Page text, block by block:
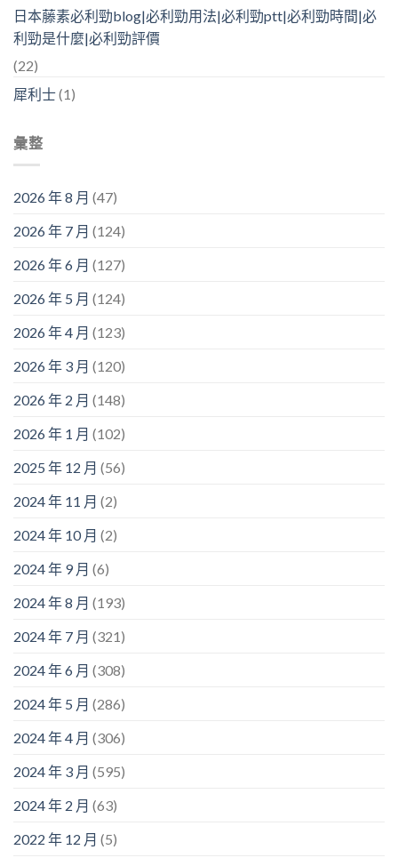
日本藤素必利勁blog|必利勁用法|必利勁ptt|必利勁時間|必
利勁是什麼|必利勁評價
(22)
犀利士(1)
彙整
2026 年 8 月 (47)
2026 年 7 月 (124)
2026 年 6 月 (127)
2026 年 5 月 (124)
2026 年 4 月 (123)
2026 年 3 月 (120)
2026 年 2 月 (148)
2026 年 1 月 (102)
2025 年 12 月 (56)
2024 年 11 月 (2)
2024 年 10 月 (2)
2024 年 9 月 (6)
2024 年 8 月 (193)
2024 年 7 月 (321)
2024 年 6 月 (308)
2024 年 5 月 (286)
2024 年 4 月 (306)
2024 年 3 月 (595)
2024 年 2 月 (63)
2022 年 12 月 (5)